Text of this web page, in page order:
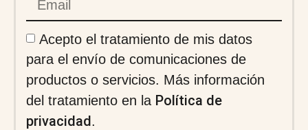
Acepto el tratamiento de mis datos
para el envío de comunicaciones de
productos o servicios. Más información
del tratamiento en la Política de
privacidad.